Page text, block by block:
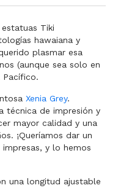
estatuas Tiki
hawaiana y
plasmar esa
(aunque sea solo en
Pacífico.
Xenia Grey.
técnica de impresión y
mayor calidad y una
¡Queríamos dar un
y lo hemos
una longitud ajustable